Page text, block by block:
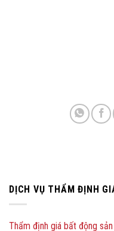
DỊCH VỤ THẨM ĐỊNH
Thẩm định giá bất động sản